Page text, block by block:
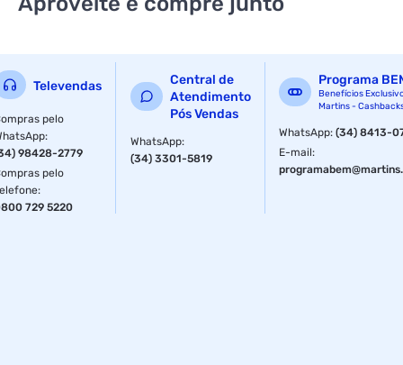
Televendas
pelo
:
98428-2779
pelo
:
729 5220
Central de
Atendimento
Pós Vendas
WhatsApp:
(34) 3301-5819
Programa
Benefícios
Martins -
WhatsApp:(34) 8413-
E-mail: